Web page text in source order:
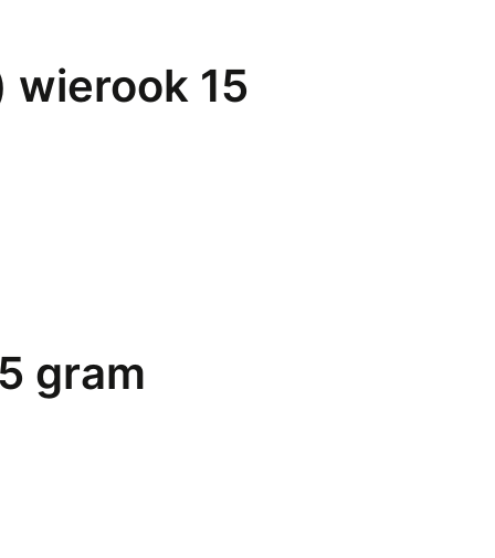
wierook 15
gram